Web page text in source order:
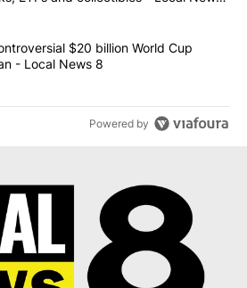
"FIFA scraps controversial $20 billion
$20 billion World Cup
- Local News 8
Powered by